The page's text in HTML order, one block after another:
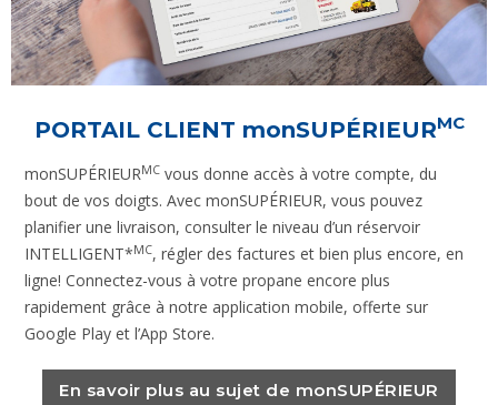
PORTAIL CLIENT monSUPÉRIEURMC
monSUPÉRIEURMC vous donne accès à votre compte, du
bout de vos doigts. Avec monSUPÉRIEUR, vous pouvez
planifier une livraison, consulter le niveau d’un réservoir
INTELLIGENT*MC, régler des factures et bien plus encore, en
ligne! Connectez-vous à votre propane encore plus
rapidement grâce à notre application mobile, offerte sur
Google Play et l’App Store.
En savoir plus au sujet de monSUPÉRIEUR